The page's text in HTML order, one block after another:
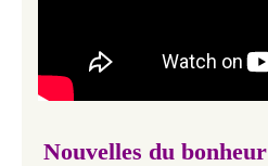
Nouvelles du bonheur